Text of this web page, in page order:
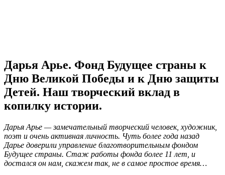
Дарья Арье. Фонд Будущее страны к
Дню Великой Победы и к Дню защиты
Детей. Наш творческий вклад в
копилку истории.
Дарья Арье — замечательный творческий человек, художник,
поэт и очень активная личность. Чуть более года назад
Дарье доверили управление благотворительным фондом
Будущее страны. Стаж работы фонда более 11 лет, и
достался он нам, скажем так, не в самое простое время…